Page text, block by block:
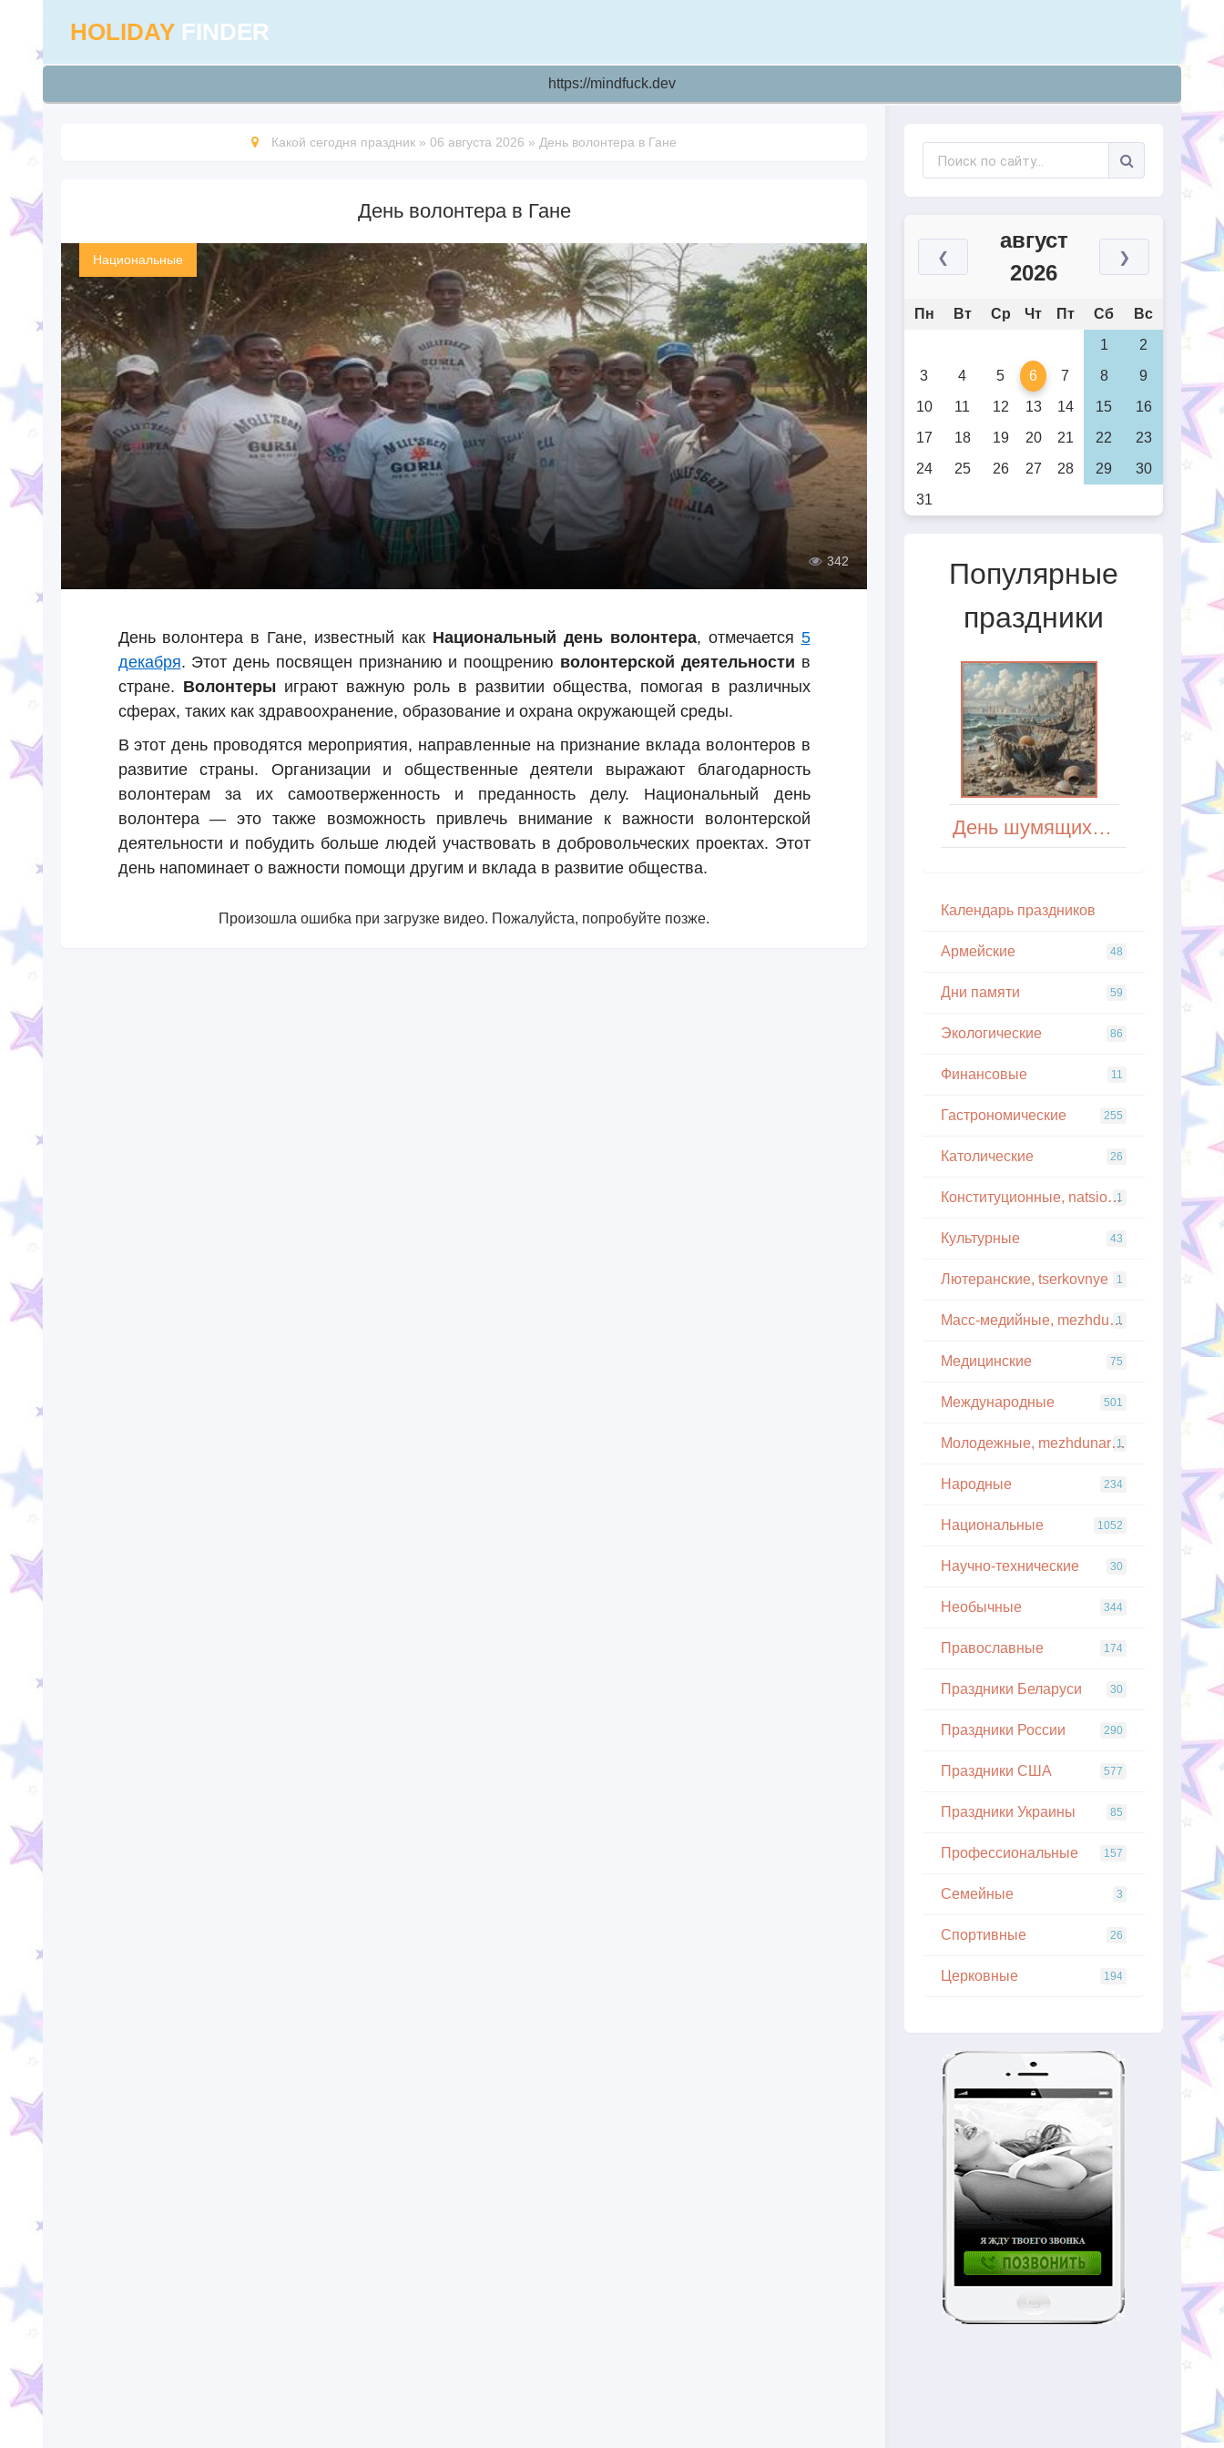
HOLIDAY FINDER
https://mindfuck.dev
Какой сегодня праздник » 06 августа 2026 » День волонтера в Гане
День волонтера в Гане
Национальные
342
День волонтера в Гане, известный как Национальный день волонтера, отмечается 5
декабря. Этот день посвящен признанию и поощрению волонтерской деятельности в
стране. Волонтерыиграют важную роль в развитии общества, помогая в различных
сферах, таких как здравоохранение, образование и охрана окружающей среды.
В этот день проводятся мероприятия, направленные на признание вклада волонтеров в
развитие страны. Организации и общественные деятели выражают благодарность
волонтерам за их самоотверженность и преданность делу. Национальный день
волонтера — это также возможность привлечь внимание к важности волонтерской
деятельности и побудить больше людей участвовать в добровольческих проектах. Этот
день напоминает о важности помощи другим и вклада в развитие общества.
Произошла ошибка при загрузке видео. Пожалуйста, попробуйте позже.
❮
август
2026
❯
Пн Вт Ср Чт Пт Сб
Вс
1
2
3
4 5 6 7 8
9
10
11 12 13 14 15
16
17
18 19 20 21 22
23
24
25 26 27 28 29
30
31
Популярные
праздники
День шумящих ракушек
Кaлeндapь пpaздникoв
Армейские 48
Дни памяти 59
Экологические 86
Финансовые 11
Гастрономические 255
Католические 26
Конституционные, natsionalnye
1
Культурные 43
Лютеранские, tserkovnye 1
Масс-медийные, mezhdunarodnye
1
Медицинские 75
Международные 501
Молодежные, mezhdunarodnye
1
Народные 234
Национальные 1052
Научно-технические 30
Необычные 344
Православные 174
Праздники Беларуси 30
Праздники России 290
Праздники США 577
Праздники Украины 85
Профессиональные 157
Семейные 3
Спортивные 26
Церковные 194